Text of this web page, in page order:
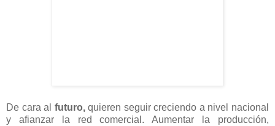
De cara al futuro,quieren seguir creciendo a nivel nacional
y afianzar la red comercial. Aumentar la producción,